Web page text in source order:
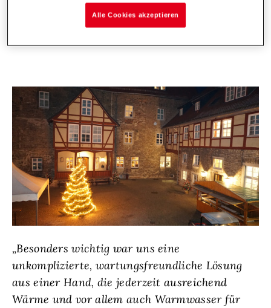
– eine neue Strategie zur Energieversorgung
„Besonders wichtig war uns eine
unkomplizierte, wartungsfreundliche Lösung
aus einer Hand, die jederzeit ausreichend
Wärme und vor allem auch Warmwasser für
Alle Cookies akzeptieren